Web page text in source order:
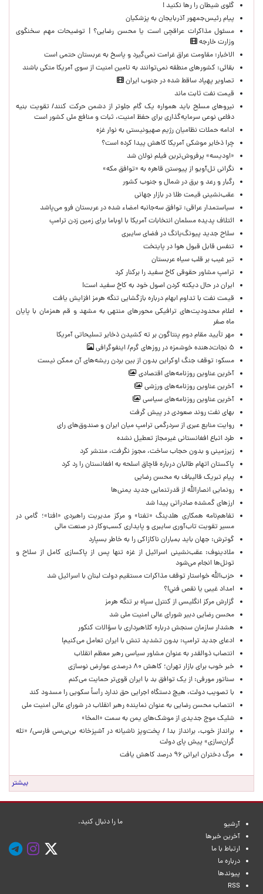
گلوی شیطان را رها نکنید !
پیام رئیس‌جمهور آذربایجان به پزشکیان
مسئول مذاکرات عراقچی است یا محسن رضایی؟ | توضیحات مهم سخنگوی
وزارت خارجه
الاخبار: مقاومت عراق غرامت نمی‌گیرد و پاسخ به عربستان حتمی است
بقائی: کشورهای منطقه نمی‌توانند به تامین امنیت از سوی آمریکا متکی باشند
تصاویر پهپاد ساقط شده در جنوب ایران
قیمت نفت ثابت ماند
نیروهای مسلح باید همواره یک گام جلوتر از دشمن حرکت کنند/ تقویت بنیه
دفاعی نوعی سرمایه‌گذاری برای حفظ امنیت، ثبات و منافع ملی کشور است
ادامه حملات نظامیان رژیم صهیونیستی به نوار غزه
چرا ذخایر موشکی آمریکا کاهش پیدا کرده است؟
«اودیسه» پرفروش‌ترین فیلم نولان شد
نگرانی تل‌آویو از پیوستن قاهره به «توافق مکه»
رگبار و رعد و برق در شمال و جنوب کشور
عقب‌نشینی قیمت طلا در بازار جهانی
سیاستمدار عراقی: توافق سه‌جانبه امضاء شده در عربستان فرو می‌پاشد
ائتلاف پدیده مسلمان انتخابات آمریکا با اوباما برای زمین زدن ترامپ
سلاح جدید پیونگ‌یانگ در فضای سایبری
تنفس قابل قبول هوا در پایتخت
تیر غیب بر قلب سیاه عربستان
ترامپ مشاور حقوقی کاخ سفید را برکنار کرد
ایران در حال دیکته کردن اصول خود به کاخ سفید است!
قیمت نفت با تداوم ابهام درباره بازگشایی تنگه هرمز افزایش یافت
اعلام محدودیت‌های ترافیکی محورهای منتهی به مشهد و قم همزمان با پایان
ماه صفر
مهر تأیید مقام دوم پنتاگون بر ته کشیدن ذخایر تسلیحاتی آمریکا
۵ نجات‌دهنده خوشمزه در روزهای گرم/ اینفوگرافی
مسکو: توقف جنگ اوکراین بدون از بین بردن ریشه‌های آن ممکن نیست
آخرین عناوین روزنامه‌های اقتصادی
آخرین عناوین روزنامه‌های ورزشی
آخرین عناوین روزنامه‌های سیاسی
بهای نفت روند صعودی در پیش گرفت
روایت منابع عبری از سردرگمی ترامپ میان ایران و صندوق‌های رای
طرد اتباع افغانستانی غیرمجاز تعطیل نشده
زیرزمینی و بدون حجاب ساخت، مجوز نگرفت، منتشر کرد
پاکستان اتهام طالبان درباره قاچاق اسلحه به افغانستان را رد کرد
پیام تبریک قالیباف به محسن رضایی
رونمایی انصارالله از قدرتنمایی جدید یمنی‌ها
ارزهای گمشده صادراتی پیدا شد
تفاهم‌نامه همکاری هلدینگ «تفتا» و مرکز مدیریت راهبردی «افتا»؛ گامی در
مسیر تقویت تاب‌آوری سایبری و پایداری کسب‌وکار در صنعت مالی
گوترش: جهان باید بمباران ناکازاکی را به‌ خاطر بسپارد
ملادینوف: عقب‌نشینی اسرائیل از غزه تنها پس از پاکسازی کامل از سلاح و
تونل‌ها انجام می‌شود
حزب‌الله خواستار توقف مذاکرات مستقیم دولت لبنان با اسرائیل شد
امداد غیبی يا نقص فني!؟
گزارش مرکز انگلیسی از کنترل سپاه بر تنگه هرمز
محسن رضایی دبیر شورای عالی امنیت ملی شد
هشدار سازمان سنجش درباره کلاهبرداری با سؤالات کنکور
ادعای جدید ترامپ: بدون تشدید تنش با ایران تعامل می‌کنیم!
انتصاب ذوالقدر به عنوان مشاور سیاسی رهبر معظم انقلاب
خبر خوب برای بازار تهران؛ کاهش ۸۰ درصدی عوارض نوسازی
سناتور مورفی: از یک توافق بد با ایران قوی‌تر حمایت می‌کنم
با تصویب دولت، هیچ دستگاه اجرایی حق ندارد رأساً سکویی را مسدود کند
انتصاب محسن رضایی به عنوان نماینده رهبر انقلاب در شورای عالی امنیت ملی
شلیک موج جدیدی از موشک‌های یمن به سمت «المخا»
برانداز خوب، برانداز بد! / پخت‌وپز ناشیانه در آشپزخانه‌ بی‌بی‌سی فارسی/ «تله
گران‌سازی» پیش پای دولت
مرگ دختران ایرانی ۹۶ درصد کاهش یافت
بیشتر
آرشیو
آخرین خبرها
ارتباط با ما
درباره ما
پیوندها
RSS
ما را دنبال کنید.